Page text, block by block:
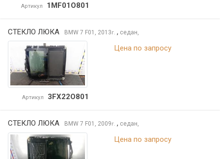
Артикул 1MF01O801
СТЕКЛО ЛЮКА BMW 7 F01, 2013г. , седан,
Артикул 3FX22O801
Цена по запросу
СТЕКЛО ЛЮКА BMW 7 F01, 2009г. , седан,
Цена по запросу